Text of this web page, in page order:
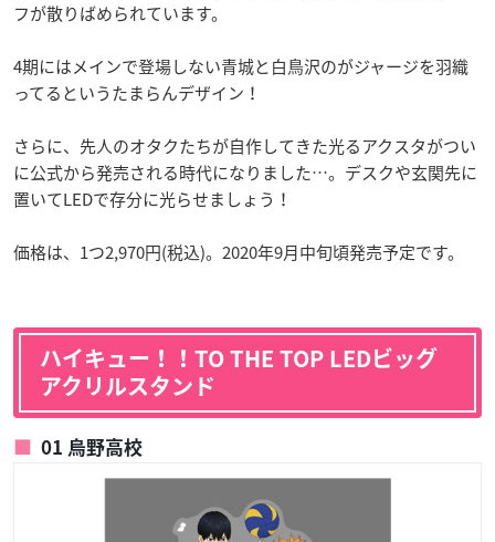
フが散りばめられています。
4期にはメインで登場しない青城と白鳥沢のがジャージを羽織
ってるというたまらんデザイン！
さらに、先人のオタクたちが自作してきた光るアクスタがつい
に公式から発売される時代になりました…。デスクや玄関先に
置いてLEDで存分に光らせましょう！
価格は、1つ2,970円(税込)。2020年9月中旬頃発売予定です。
ハイキュー！！TO THE TOP LEDビッグ
アクリルスタンド
01 烏野高校